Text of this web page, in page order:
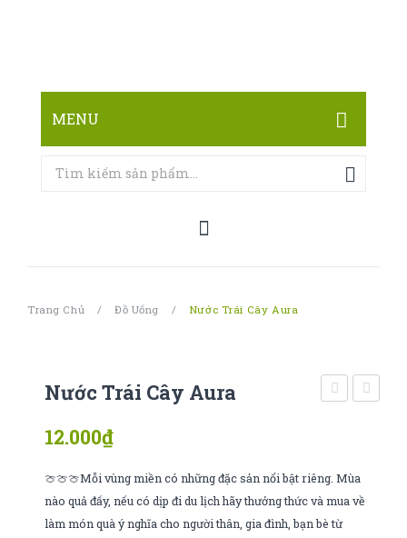
MENU
TRANG CHỦ
Trang Chủ / Đồ Uống / Nước Trái Cây Aura
Nước Trái Cây Aura
12.000₫
🍈🍈🍈Mỗi vùng miền có những đặc sản nổi bật riêng. Mùa
nào quả đấy, nếu có dịp đi du lịch hãy thưởng thức và mua về
làm món quà ý nghĩa cho người thân, gia đình, bạn bè từ